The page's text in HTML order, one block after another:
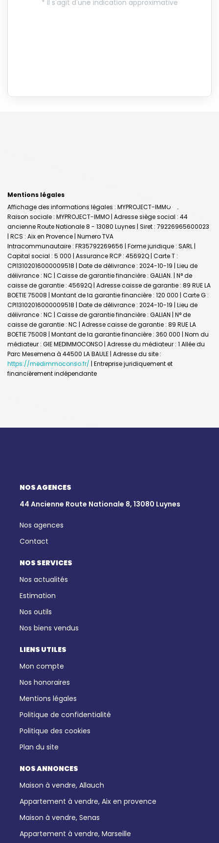
Mentions légales
Affichage des informations légales : MYPROJECT-IMMO - Luynes |
Raison sociale : MYPROJECT-IMMO | Adresse siège social : 44
ancienne Route Nationale 8 - 13080 Luynes | Siret : 79226965600023
| RCS : Aix en Provence | Numero TVA
Intracommunautaire : FR35792269656 | Forme juridique : SARL |
Capital social : 5 000 | Assurance RCP : 45692Q | Carte T :
CPI13102016000009518 | Date de délivrance : 2024-10-19 | Lieu de
délivrance : NC | Caisse de garantie financière : GALIAN. | N° de
caisse de garantie : 45692Q | Adresse caisse de garantie : 89 RUE LA
BOETIE 75008 | Montant de la garantie financière : 120 000 | Carte G :
CPI13102016000009518 | Date de délivrance : 2024-10-19 | Lieu de
délivrance : NC | Caisse de garantie financière : GALIAN | N° de
caisse de garantie : NC | Adresse caisse de garantie : 89 RUE LA
BOETIE 75008 | Montant de la garantie financière : 360 000 | Nom du
médiateur : GIE MEDIMMOCONSO | Adresse du médiateur : 1 Allée du
Parc Mesemena à 44500 LA BAULE | Adresse du site :
https://medimmoconso.fr/ | Entreprise juridiquement et
financièrement indépendante
NOS AGENCES
44 Ancienne Route Nationale 8, 13080 Luynes
Nos agences
Contact
NOS SERVICES
Nos actualités
Estimation
Nos outils
Nos biens vendus
LIENS UTILES
Mon compte
Nos honoraires
Mentions légales
Politique de confidentialité
Politique des cookies
Plan du site
NOS ANNONCES
Maison à vendre, Allauch
Appartement à vendre, Aix en provence
Maison à vendre, Senas
Appartement à vendre, Marseille